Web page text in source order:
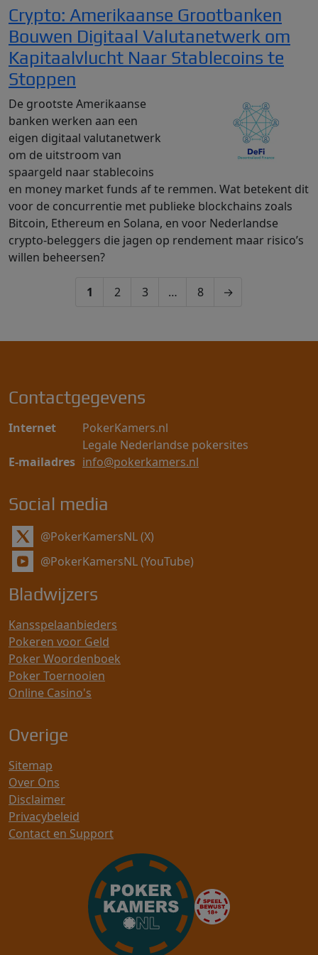
Crypto: Amerikaanse Grootbanken
Bouwen Digitaal Valutanetwerk om
Kapitaalvlucht Naar Stablecoins te
Stoppen
De grootste Amerikaanse
banken werken aan een
eigen digitaal valutanetwerk
om de uitstroom van
spaargeld naar stablecoins
en money market funds af te remmen. Wat betekent dit
voor de concurrentie met publieke blockchains zoals
Bitcoin, Ethereum en Solana, en voor Nederlandse
crypto‑beleggers die jagen op rendement maar risico’s
willen beheersen?
1 2 3 … 8 →
Contactgegevens
Internet
PokerKamers.nl
Legale Nederlandse pokersites
E-mailadres info@pokerkamers.nl
Social media
@PokerKamersNL (X)
@PokerKamersNL (YouTube)
Bladwijzers
Kansspelaanbieders
Pokeren voor Geld
Poker Woordenboek
Poker Toernooien
Online Casino's
Overige
Sitemap
Over Ons
Disclaimer
Privacybeleid
Contact en Support